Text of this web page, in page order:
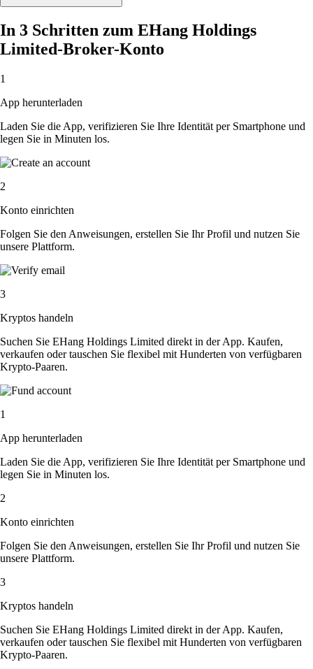
In 3 Schritten zum EHang Holdings
Limited-Broker-Konto
1
App herunterladen
Laden Sie die App, verifizieren Sie Ihre Identität per Smartphone und
legen Sie in Minuten los.
2
Konto einrichten
Folgen Sie den Anweisungen, erstellen Sie Ihr Profil und nutzen Sie
unsere Plattform.
3
Kryptos handeln
Suchen Sie EHang Holdings Limited direkt in der App. Kaufen,
verkaufen oder tauschen Sie flexibel mit Hunderten von verfügbaren
Krypto-Paaren.
1
App herunterladen
Laden Sie die App, verifizieren Sie Ihre Identität per Smartphone und
legen Sie in Minuten los.
2
Konto einrichten
Folgen Sie den Anweisungen, erstellen Sie Ihr Profil und nutzen Sie
unsere Plattform.
3
Kryptos handeln
Suchen Sie EHang Holdings Limited direkt in der App. Kaufen,
verkaufen oder tauschen Sie flexibel mit Hunderten von verfügbaren
Krypto-Paaren.